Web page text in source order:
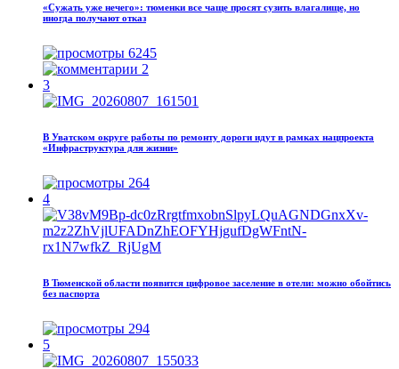
«Сужать уже нечего»: тюменки все чаще просят сузить влагалище, но
иногда получают отказ
6245
2
3
В Уватском округе работы по ремонту дороги идут в рамках нацпроекта
«Инфраструктура для жизни»
264
4
В Тюменской области появится цифровое заселение в отели: можно обойтись
без паспорта
294
5